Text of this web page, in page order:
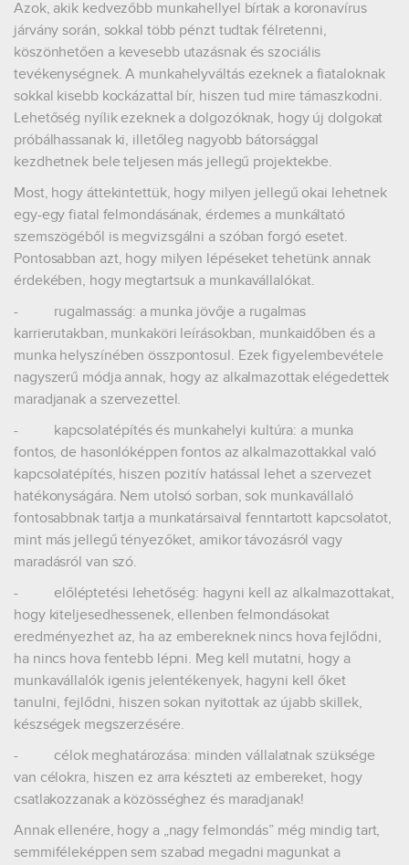
Azok, akik kedvezőbb munkahellyel bírtak a koronavírus
járvány során, sokkal több pénzt tudtak félretenni,
köszönhetően a kevesebb utazásnak és szociális
tevékenységnek. A munkahelyváltás ezeknek a fiataloknak
sokkal kisebb kockázattal bír, hiszen tud mire támaszkodni.
Lehetőség nyílik ezeknek a dolgozóknak, hogy új dolgokat
próbálhassanak ki, illetőleg nagyobb bátorsággal
kezdhetnek bele teljesen más jellegű projektekbe.
Most, hogy áttekintettük, hogy milyen jellegű okai lehetnek
egy-egy fiatal felmondásának, érdemes a munkáltató
szemszögéből is megvizsgálni a szóban forgó esetet.
Pontosabban azt, hogy milyen lépéseket tehetünk annak
érdekében, hogy megtartsuk a munkavállalókat.
-
rugalmasság: a munka jövője a rugalmas
karrierutakban, munkaköri leírásokban, munkaidőben és a
munka helyszínében összpontosul. Ezek figyelembevétele
nagyszerű módja annak, hogy az alkalmazottak elégedettek
maradjanak a szervezettel.
-
kapcsolatépítés és munkahelyi kultúra: a munka
fontos, de hasonlóképpen fontos az alkalmazottakkal való
kapcsolatépítés, hiszen pozitív hatással lehet a szervezet
hatékonyságára. Nem utolsó sorban, sok munkavállaló
fontosabbnak tartja a munkatársaival fenntartott kapcsolatot,
mint más jellegű tényezőket, amikor távozásról vagy
maradásról van szó.
-
előléptetési lehetőség: hagyni kell az alkalmazottakat,
hogy kiteljesedhessenek, ellenben felmondásokat
eredményezhet az, ha az embereknek nincs hova fejlődni,
ha nincs hova fentebb lépni. Meg kell mutatni, hogy a
munkavállalók igenis jelentékenyek, hagyni kell őket
tanulni, fejlődni, hiszen sokan nyitottak az újabb skillek,
készségek megszerzésére.
-
célok meghatározása: minden vállalatnak szüksége
van célokra, hiszen ez arra készteti az embereket, hogy
csatlakozzanak a közösséghez és maradjanak!
Annak ellenére, hogy a „nagy felmondás” még mindig tart,
semmiféleképpen sem szabad megadni magunkat a